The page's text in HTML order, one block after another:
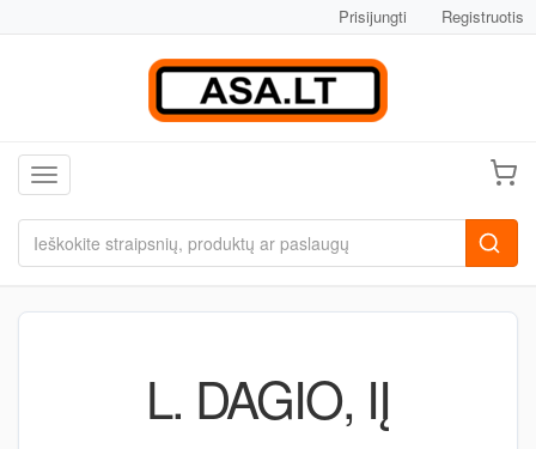
Prisijungti Registruotis
Toggle navigation
L. DAGIO, IĮ